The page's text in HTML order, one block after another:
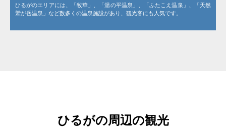
ひるがのエリアには、「牧華」、「湯の平温泉」、「ふたこえ温泉」、「天然
鷲が岳温泉」など数多くの温泉施設があり、観光客にも人気です。
ひるがの周辺の観光